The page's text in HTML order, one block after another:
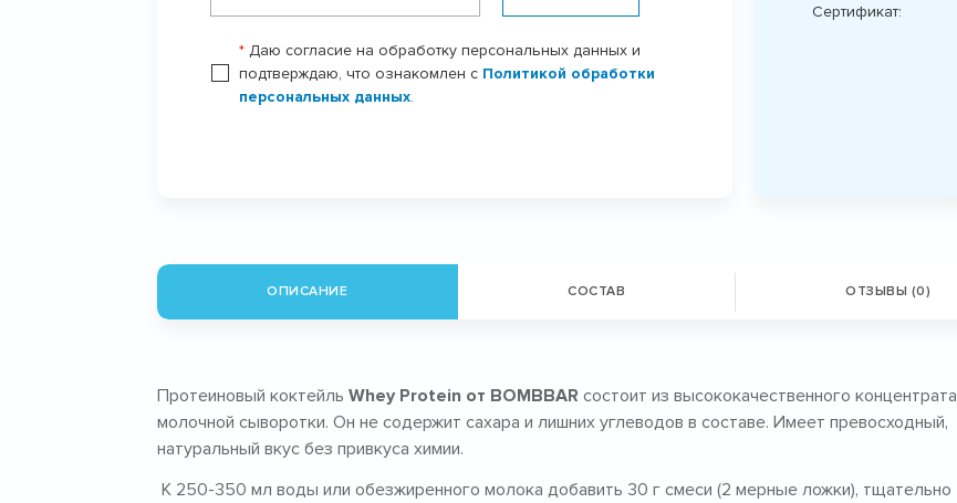
* Даю согласие на обработку персональных данных и
подтверждаю, что ознакомлен с Политикой обработки
персональных данных.
Сертификат:
ОПИСАНИЕ СОСТАВ ОТЗЫВЫ (0)
Протеиновый коктейль Whey Protein от BOMBBAR состоит из высококачественного концентрата
молочной сыворотки. Он не содержит сахара и лишних углеводов в составе. Имеет превосходный,
натуральный вкус без привкуса химии.
К 250-350 мл воды или обезжиренного молока добавить 30 г смеси (2 мерные ложки), тщательно